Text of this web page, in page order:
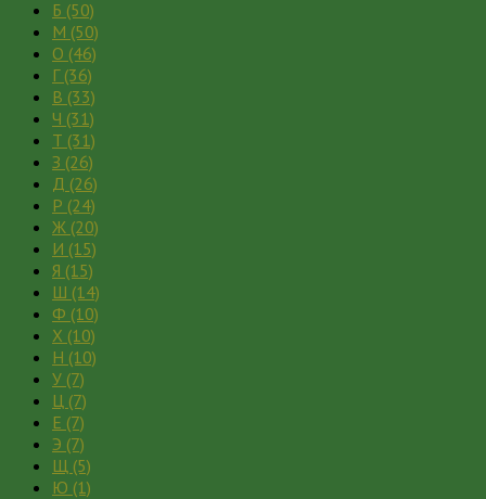
Б (50)
М (50)
О (46)
Г (36)
В (33)
Ч (31)
Т (31)
З (26)
Д (26)
Р (24)
Ж (20)
И (15)
Я (15)
Ш (14)
Ф (10)
Х (10)
Н (10)
У (7)
Ц (7)
Е (7)
Э (7)
Щ (5)
Ю (1)